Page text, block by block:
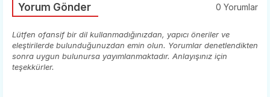
Yorum Gönder 0 Yorumlar
Lütfen ofansif bir dil kullanmadığınızdan, yapıcı öneriler ve
eleştirilerde bulunduğunuzdan emin olun. Yorumlar denetlendikten
sonra uygun bulunursa yayımlanmaktadır. Anlayışınız için
teşekkürler.